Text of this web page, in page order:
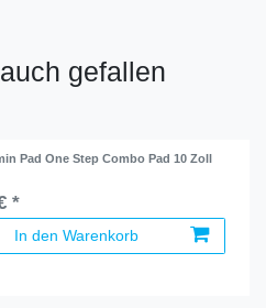
gefallen
Pad One Step Combo Pad 10 Zoll
*
In den Warenkorb